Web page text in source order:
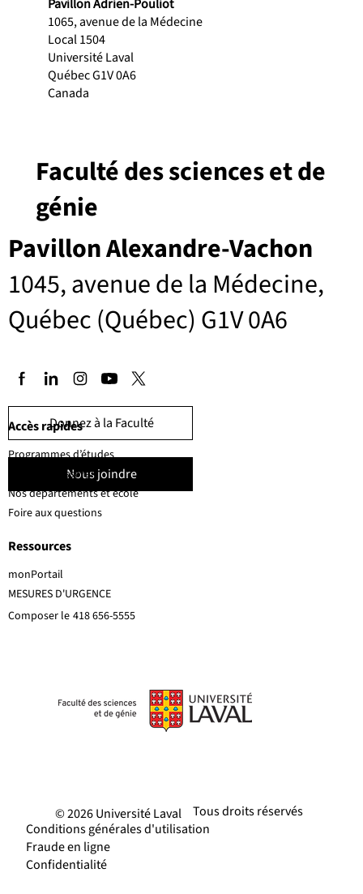
Pavillon Adrien-Pouliot
1065, avenue de la Médecine
Local 1504
Université Laval
Québec G1V 0A6
Canada
Pavillon Alexandre-Vachon
1045, avenue de la Médecine,
Québec (Québec) G1V 0A6
Faculté des sciences et de
génie
Donnez à la Faculté
Nous joindre
MESURES D'URGENCE
Composer le 418 656-5555
Accès rapides
Ressources
Programmes d’études
Corps professoral
Nos départements et école
Foire aux questions
monPortail
Tous droits réservés
© 2026 Université Laval
Conditions générales d'utilisation
Fraude en ligne
Confidentialité